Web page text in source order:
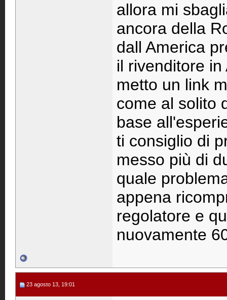
allora mi
ancora della
dall America
il rivenditore
metto un link
come al solito
base
ti consiglio di
messo più di
quale
appena
regolatore e
nuovamente
23 agosto 13, 19:01